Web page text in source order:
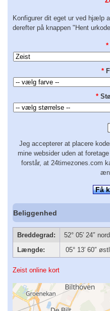
Konfigurer dit eget ur ved hjælp
derefter på knappen "Hent
*
*
*
Jeg accepterer at placere
mine websider uden at
forstår, at 24timezones.com
Få
Beliggenhed
Breddegrad:
52° 05′ 24″
Længde:
05° 13′ 60″
Zeist online kort